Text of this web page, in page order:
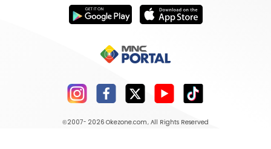
©2007- 2026 Okezone.com , All Rights Reserved